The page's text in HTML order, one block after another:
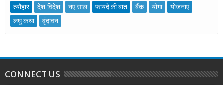
त्यौहार
देश-विदेश नए साल फायदे की बात बैंक योगा
योजनाएं
लघु कथा
वृंदावन
CONNECT US